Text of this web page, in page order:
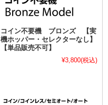
コイン不要機 ブロンズ 【実
機ホッパー・セレクターなし】
【単品販売不可】
¥3,800(税込)